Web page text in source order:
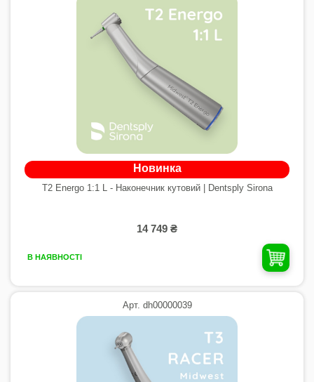
Новинка
T2 Energo 1:1 L - Наконечник кутовий | Dentsply Sirona
14 749 ₴
В НАЯВНОСТІ
Арт. dh00000039